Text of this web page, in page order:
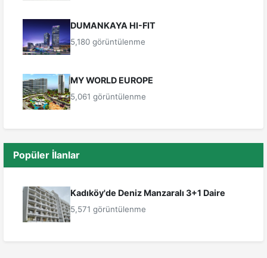
DUMANKAYA HI-FIT
5,180 görüntülenme
MY WORLD EUROPE
5,061 görüntülenme
Popüler İlanlar
Kadıköy'de Deniz Manzaralı 3+1 Daire
5,571 görüntülenme